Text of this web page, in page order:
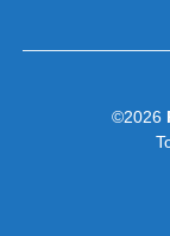
©2026